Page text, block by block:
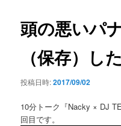
ー
頭の悪いパ
（保存）し
投稿日時:2017/09/02
10分トーク『Nacky × DJ
回目です。